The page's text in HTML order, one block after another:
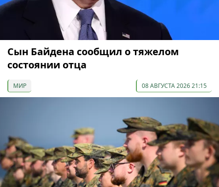
Сын Байдена сообщил о тяжелом
состоянии отца
МИР 08 АВГУСТА 2026 21:15